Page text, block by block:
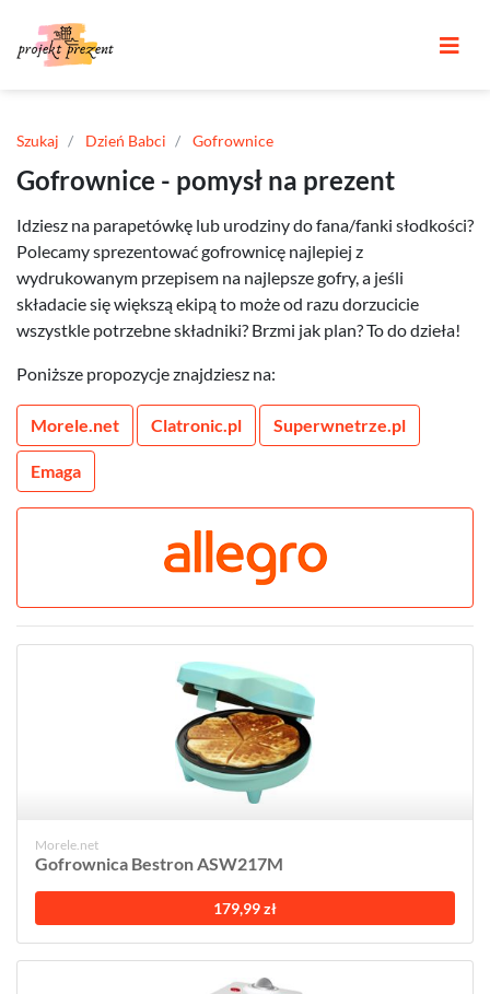
Szukaj Dzień Babci Gofrownice
Gofrownice - pomysł na prezent
Idziesz na parapetówkę lub urodziny do fana/fanki słodkości?
Polecamy sprezentować gofrownicę najlepiej z
wydrukowanym przepisem na najlepsze gofry, a jeśli
składacie się większą ekipą to może od razu dorzucicie
wszystkle potrzebne składniki? Brzmi jak plan? To do dzieła!
Poniższe propozycje znajdziesz na:
Morele.net Clatronic.pl Superwnetrze.pl
Emaga
Morele.net
Gofrownica Bestron ASW217M
179,99 zł